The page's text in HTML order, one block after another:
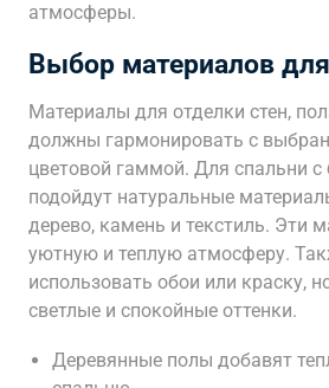
атмосферы.
Выбор материалов
Материалы для отделки стен,
должны гармонировать с
цветовой гаммой. Для спальни
подойдут натуральные
дерево, камень и текстиль. Эти
уютную и теплую атмосферу.
использовать обои или краску,
светлые и спокойные оттенки.
Деревянные полы добавят